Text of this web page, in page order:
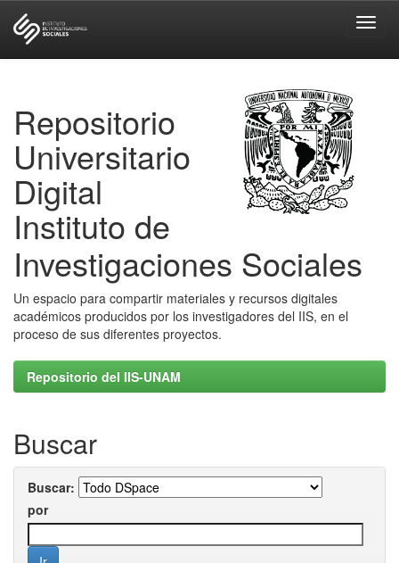
Repositorio
Universitario
Digital
Instituto de
Investigaciones Sociales
Un espacio para compartir materiales y recursos digitales
académicos producidos por los investigadores del IIS, en el
proceso de sus diferentes proyectos.
Repositorio del IIS-UNAM
Buscar
Buscar:
por